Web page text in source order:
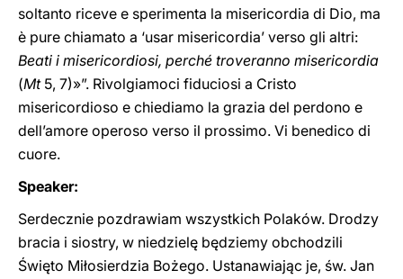
soltanto riceve e sperimenta la misericordia di Dio, ma
è pure chiamato a ‘usar misericordia’ verso gli altri:
Beati i misericordiosi, perché troveranno misericordia
(Mt5, 7)»”. Rivolgiamoci fiduciosi a Cristo
misericordioso e chiediamo la grazia del perdono e
dell’amore operoso verso il prossimo. Vi benedico di
cuore.
Speaker:
Serdecznie pozdrawiam wszystkich Polaków. Drodzy
bracia i siostry, w niedzielę będziemy obchodzili
Święto Miłosierdzia Bożego. Ustanawiając je, św. Jan